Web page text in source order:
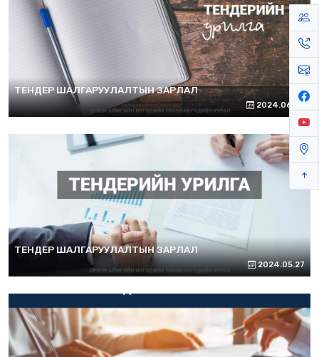
ТЕНДЕР ШАЛГАРУУЛАЛТЫН ЗАРЛАЛ
2024.06.26
ТЕНДЕР ШАЛГАРУУЛАЛТЫН ЗАРЛАЛ
2024.05.27